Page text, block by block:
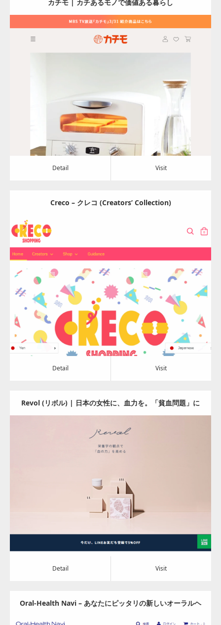
カチモ | カチあるモノで価値ある暮らし
Visit
Detail Visit
Creco – クレコ (Creators’ Collection)
Update:2022.10.19
Category:
その他
Detail Visit
Detail Visit
Revol (リボル) | 日本の女性に、血力を。「貧血問題」に
栄養学の視点で向き合う。
Category:
その他
Detail Visit
Oral-Health Navi – あなたにピッタリの新しいオーラルヘ